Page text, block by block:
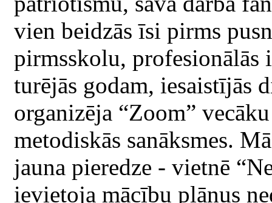
vien beidzās īsi pirms
pirmsskolu,
turējās godam, iesaistījās
organizēja “Zoom”
metodiskās sanāksmes.
jauna pieredze - vietnē
ievietoja mācību plānus